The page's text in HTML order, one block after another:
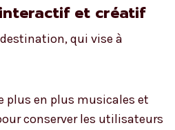
et créatif
qui vise à
plus en plus musicales et
conserver les utilisateurs